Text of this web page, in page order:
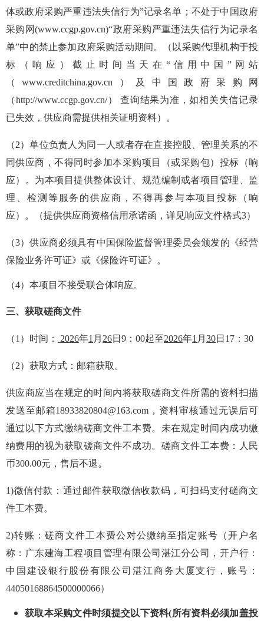
体或政府采购严重违法失信行为”记录名单；不处于中国政府
采购网(www.ccgp.gov.cn)“政府采购严重违法失信行为记录名
单”中的禁止参加政府采购活动期间。（以采购代理机构于投
标（响应）截止时间当天在“信 用中国 ”网站
（www.creditchina.gov.cn ）及中国政府采购网
（http://www.ccgp.gov.cn/） 查询结果为准，如相关失信记录
已失效，供应商需提供相关证明资料）。
（2）单位负责人为同一人或者存在直接控股、管理关系的不
同供应商，不得同时参加本采购项目（或采购包）投标（响
应）。为本项目提供整体设计、规范编制或者项目管理、监
理、检测等服务的供应商，不得再参与本项目投标（响
应）。
（提供供应商资格信用承诺函，详见响应文件格式3）
（3）供应商必须具有中国保险监督管理委员会颁发的《经营
保险业务许可证》或《保险许可证》。
（4）本项目不接受联合体响应。
三、 获取磋商文件
（1 ） 时间： 2026年1 月 26日 9：00起至2026年1 月 30日 17：30
（2） 获取方式： 邮箱获取 。
供应商应当在规定的时间内将获取磋商文件所需的资料扫描
发送至邮箱18933820804@163.com ，资料审核通过无误后可
通过以下方式缴纳磋商文件工本费。未在规定时间内成功缴
纳费用的视为获取磋商文件不成功。 磋商文件工本费 ：人民
币300.00元，售后不退。
1)微信付款：通过邮件获取微信收款码，可扫码支付磋商文
件工本费。
2)转账：磋商文件工本费公对公缴纳至指定账号（开户名
称：广东建海工程项目管理有限公司湛江分公司，开户行：
中国建设银行股份有限公司湛江商务大厦支行，账号：
44050168864500000066）
获取本采购文件时须提交以下资料(所有资料必须加盖投